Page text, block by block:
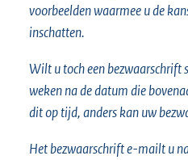
r
l
i
n
k
voorbeelden waarmee u de
inschatten.
Wilt u toch een bezwaarschrift
weken na de datum die
dit op tijd, anders kan uw
Het bezwaarschrift e-mailt u